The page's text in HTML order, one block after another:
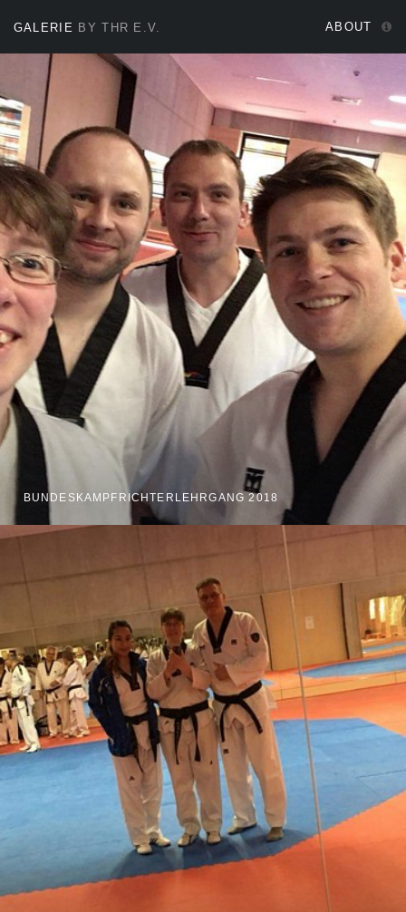
GALERIE BY THR E.V. ABOUT
BUNDESKAMPFRICHTERLEHRGANG 2018